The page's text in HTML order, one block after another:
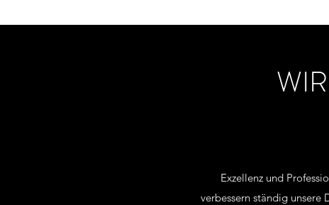
Exzellenz und
verbessern ständig unsere